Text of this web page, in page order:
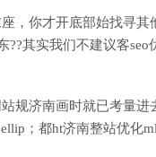
，你才开底部始找寻
其实我们不建议客
规济南画时就已考量
；都ht济南整站优化